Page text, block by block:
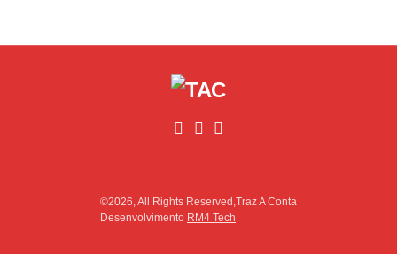
©2026, All Rights Reserved,Traz A Conta
Desenvolvimento RM4 Tech